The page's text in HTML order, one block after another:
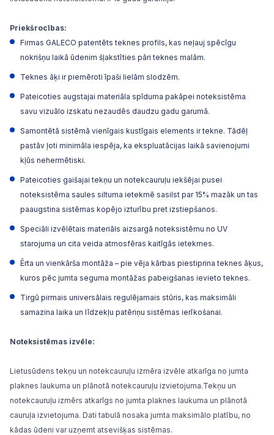
Priekšrocības:
Firmas GALECO patentēts teknes profils, kas neļauj spēcīgu
nokrišņu laikā ūdenim šļakstīties pāri teknes malām.
Teknes āķi ir piemēroti īpaši lielām slodzēm.
Pateicoties augstajai materiāla spīduma pakāpei noteksistēma
savu vizuālo izskatu nezaudēs daudzu gadu garumā.
Samontētā sistēmā vienīgais kustīgais elements ir tekne. Tādēļ
pastāv ļoti minimāla iespēja, ka ekspluatācijas laikā savienojumi
kļūs nehermētiski.
Pateicoties gaišajai tekņu un notekcauruļu iekšējai pusei
noteksistēma saules siltuma ietekmē sasilst par 15% mazāk un tas
paaugstina sistēmas kopējo izturību pret izstiepšanos.
Speciāli izvēlētais materiāls aizsargā noteksistēmu no UV
starojuma un cita veida atmosfēras kaitīgās ietekmes.
Ērta un vienkārša montāža – pie vēja kārbas piestiprina teknes āķus,
kuros pēc jumta seguma montāžas pabeigšanas ievieto teknes.
Tirgū pirmais universālais regulējamais stūris, kas maksimāli
samazina laika un līdzekļu patēriņu sistēmas ierīkošanai.
Noteksistēmas izvēle:
Lietusūdens tekņu un notekcauruļu izmēra izvēle atkarīga no jumta
plaknes laukuma un plānotā notekcauruļu izvietojuma.Tekņu un
notekcauruļu izmērs atkarīgs no jumta plaknes laukuma un plānotā
cauruļa izvietojuma. Dati tabulā nosaka jumta maksimālo platību, no
kādas ūdeni var uzņemt atsevišķas sistēmas.